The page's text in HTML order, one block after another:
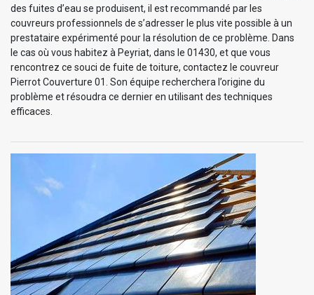
des fuites d’eau se produisent, il est recommandé par les
couvreurs professionnels de s’adresser le plus vite possible à un
prestataire expérimenté pour la résolution de ce problème. Dans
le cas où vous habitez à Peyriat, dans le 01430, et que vous
rencontrez ce souci de fuite de toiture, contactez le couvreur
Pierrot Couverture 01. Son équipe recherchera l’origine du
problème et résoudra ce dernier en utilisant des techniques
efficaces.